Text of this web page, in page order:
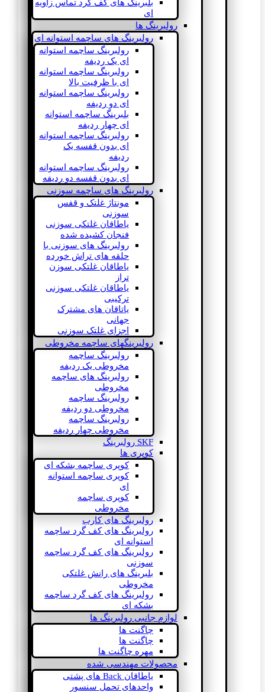
بلبرینگ های کف گرد تماس زاویه
ای
رولبرینگ ها
رولبرینگ های ساچمه استوانه ای
رولبرینگ ساچمه استوانه
ای یک ردیفه
رولبرینگ ساچمه استوانه
ای با ظرفیت بالا
رولبرینگ ساچمه استوانه
ای دو ردیفه
بلبرینگ ساچمه استوانه
ای چهار ردیفه
رولبرینگ ساچمه استوانه
ای بدون قفسه یک
ردیفه
رولبرینگ ساچمه استوانه
ای بدون قفسه دو ردیفه
رولبرینگ های ساچمه سوزنی
مونتاژ غلتک و قفس
سوزنی
یاطاقان غلتکی سوزنی
فنجان کشیده شده
رولبرینگ های سوزنی با
حلقه های تراش خورده
یاطاقان غلتکی سوزن
تراز
یاطاقان غلتکی سوزنی
ترکیبی
یاتاقان های مشترک
جهانی
اجزای غلتک سوزنی
رولبرینگهای ساچمه مخروطی
رولبرینگ ساچمه
مخروطی یک ردیفه
رولبرینگ های ساچمه
مخروطی
رولبرینگ ساچمه
مخروطی دو ردیفه
رولبرینگ ساچمه
مخروطی چهار ردیفه
SKF رولبرینگ
کوپری ها
کوپری ساچمه بشکه ای
کوپری ساچمه استوانه
ای
کوپری ساچمه
مخروطی
رولبرینگ های کارب
رولبرینگ های کف گرد ساچمه
استوانه ای
رولبرینگ های کف گرد ساچمه
سوزنی
بلبرینگ های رانش غلتکی
مخروطی
رولبرینگ های کف گرد ساچمه
بشکه ای
لوازم جانبی رولبرینگ ها
چاگنت ها
چاگنت ها
مهره چاگنت ها
محصولات مهندسی شده
یاطاقان Back های پشتی
واحدهای تحمل سنسور